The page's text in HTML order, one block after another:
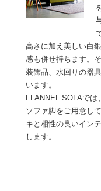
高さに加え美しい白
感も併せ持ちます。
装飾品、水回りの器
います。
FLANNEL SOFAで
ソファ脚をご用意し
キと相性の良いイン
します。……